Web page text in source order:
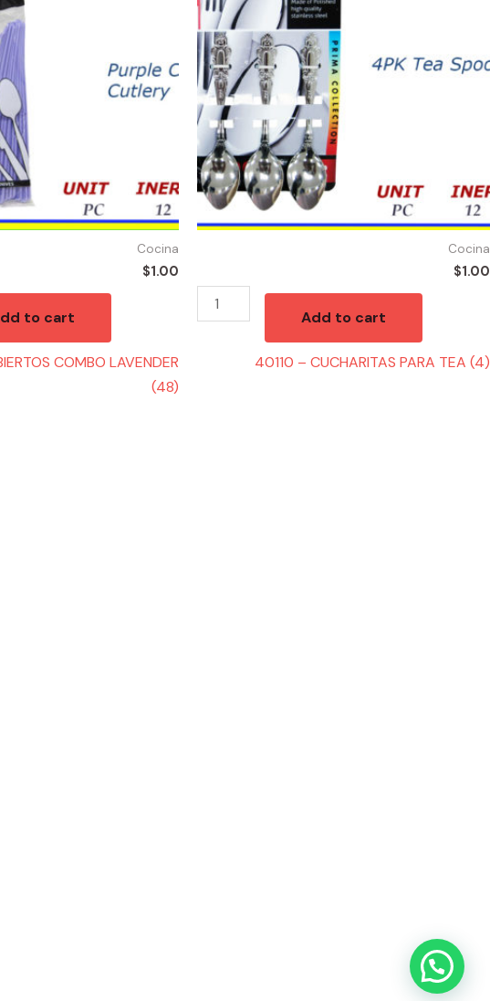
Cocina
$1.00
to cart
COMBO LAVENDER
(48)
Cocina
$1.00
PARA
TEA
(4)
quantity
Add to cart
40110 – CUCHARITAS PARA TEA (4)